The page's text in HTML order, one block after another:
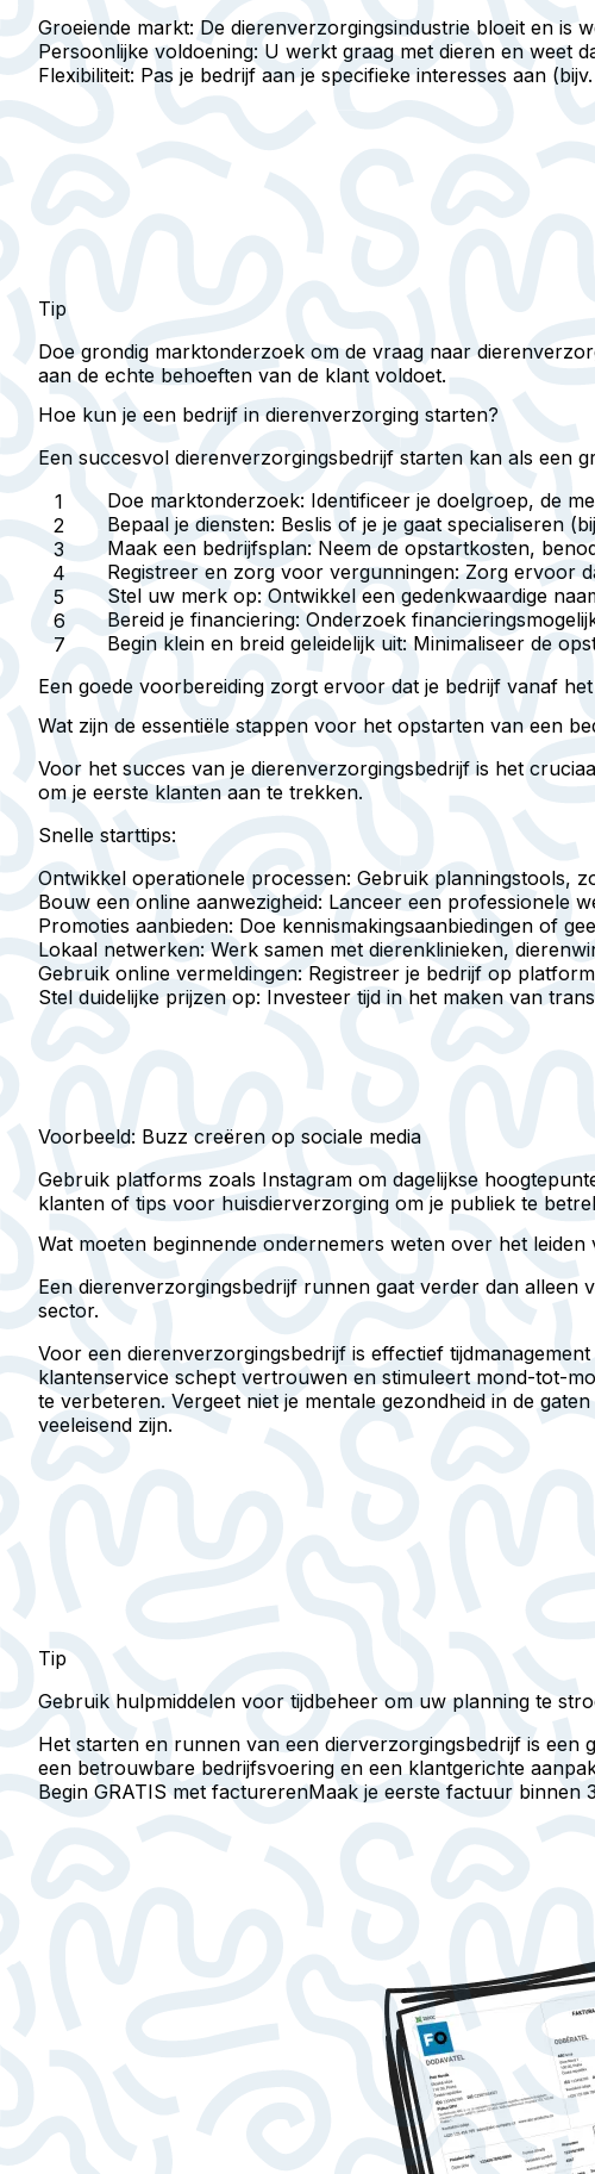
Groeiende markt: De dierenverzorgingsindustrie bloeit en is
Persoonlijke voldoening: U werkt graag met dieren en weet
Flexibiliteit: Pas je bedrijf aan je specifieke interesses aan
Tip
Doe grondig marktonderzoek om de vraag naar
aan de echte behoeften van de klant voldoet.
Hoe kun je een bedrijf in dierenverzorging starten?
Een succesvol dierenverzorgingsbedrijf starten kan als een
Doe marktonderzoek: Identificeer je doelgroep, de
Bepaal je diensten: Beslis of je je gaat specialiseren
Maak een bedrijfsplan: Neem de opstartkosten,
Registreer en zorg voor vergunningen: Zorg ervoor
Stel uw merk op: Ontwikkel een gedenkwaardige
Bereid je financiering: Onderzoek
Begin klein en breid geleidelijk uit: Minimaliseer de
Een goede voorbereiding zorgt ervoor dat je bedrijf vanaf
Wat zijn de essentiële stappen voor het opstarten van een
Voor het succes van je dierenverzorgingsbedrijf is het
om je eerste klanten aan te trekken.
Snelle starttips:
Ontwikkel operationele processen: Gebruik planningstools,
Bouw een online aanwezigheid: Lanceer een professionele
Promoties aanbieden: Doe kennismakingsaanbiedingen of
Lokaal netwerken: Werk samen met dierenklinieken,
Gebruik online vermeldingen: Registreer je bedrijf op
Stel duidelijke prijzen op: Investeer tijd in het maken van
Voorbeeld: Buzz creëren op sociale media
Gebruik platforms zoals Instagram om dagelijkse
klanten of tips voor huisdierverzorging om je publiek te
Wat moeten beginnende ondernemers weten over het
Een dierenverzorgingsbedrijf runnen gaat verder dan alleen
sector.
Voor een dierenverzorgingsbedrijf is effectief
klantenservice schept vertrouwen en stimuleert mond-tot-
te verbeteren. Vergeet niet je mentale gezondheid in de
veeleisend zijn.
Tip
Gebruik hulpmiddelen voor tijdbeheer om uw planning te
Het starten en runnen van een dierverzorgingsbedrijf is een
een betrouwbare bedrijfsvoering en een klantgerichte
Begin GRATIS met facturerenMaak je eerste factuur binnen